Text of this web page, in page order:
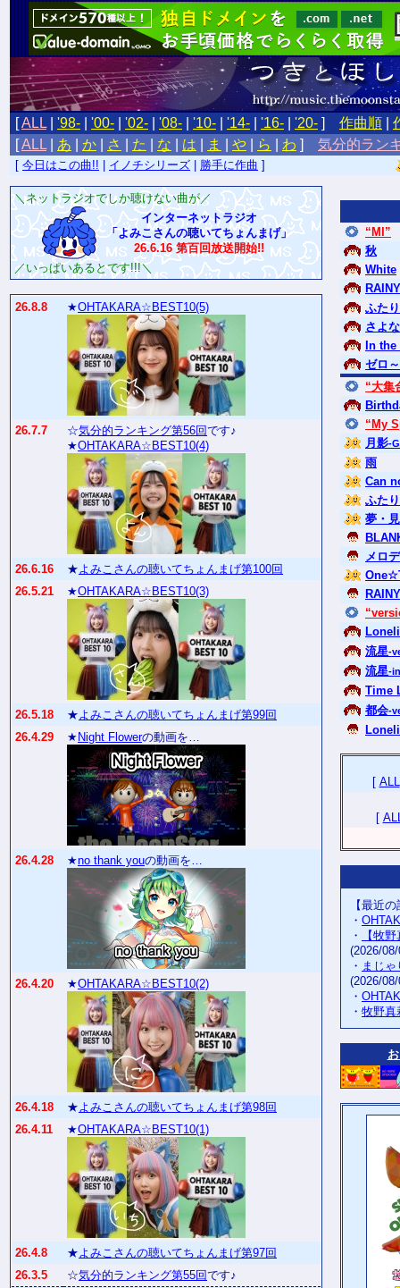
[ALL '98- '00- '02- '08- '10- '14- '16- '20- ] 作曲順
[ALL あ か さ た な は ま や ら わ ] 気分的ラン
[ 今日はこの曲!! イノチシリーズ 勝手に作曲 ]
＼ネットラジオでしか聴けない曲が／
インターネットラジオ
「よみこさんの聴いてちょんまげ」
26.6.16 第百回放送開始!!
／いっぱいあるとです!!!＼
26.8.8 ★OHTAKARA☆BEST10(5)
26.7.7 ☆気分的ランキング第56回です♪
★OHTAKARA☆BEST10(4)
26.6.16 ★よみこさんの聴いてちょんまげ第100回
26.5.21
★OHTAKARA☆BEST10(3)
26.5.18 ★よみこさんの聴いてちょんまげ第99回
26.4.29
★ Night Flowerの動画を…
26.4.28 ★no thank youの動画を…
26.4.20 ★OHTAKARA☆BEST10(2)
26.4.18 ★よみこさんの聴いてちょんまげ第98回
26.4.11
★OHTAKARA☆BEST10(1)
26.4.8 ★よみこさんの聴いてちょんまげ第97回
26.3.5
☆気分的ランキング第55回です♪
“MI”
秋
White
ふた
さよ
In
ゼロ
“大集
“My
月影-
雨
Can
ふた
夢・
メロ
流星-
流星-
Time
都会-
[ ALL
[
【最近
・
・
【牧
(2026/
・ まじ
(2026/
・
・ 牧野真